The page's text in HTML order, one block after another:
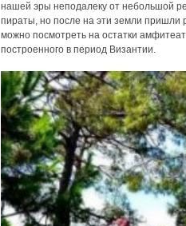
нашей эры неподалеку от небольшой
пираты, но после на эти земли пришли
можно посмотреть на остатки
построенного в период Византии.